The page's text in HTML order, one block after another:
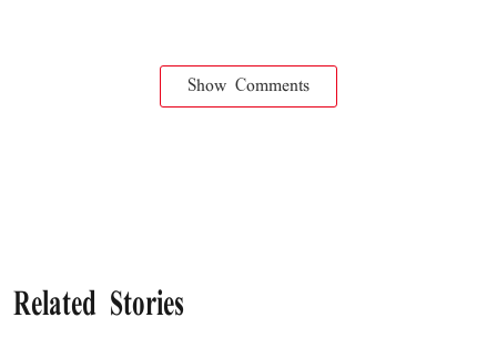
Show Comments
Related Stories